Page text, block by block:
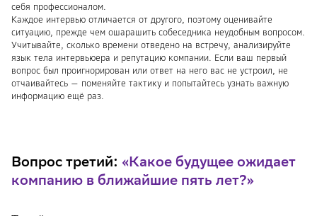
себя профессионалом.
Каждое интервью отличается от другого, поэтому оценивайте
ситуацию, прежде чем ошарашить собеседника неудобным вопросом.
Учитывайте, сколько времени отведено на встречу, анализируйте
язык тела интервьюера и репутацию компании. Если ваш первый
вопрос был проигнорирован или ответ на него вас не устроил, не
отчаивайтесь — поменяйте тактику и попытайтесь узнать важную
информацию ещё раз.
Вопрос третий: «Какое будущее ожидает
компанию в ближайшие пять лет?»